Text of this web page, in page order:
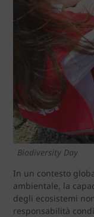
Biodiversity Day
In un contesto
ambientale, la
degli ecosistemi
responsabilità